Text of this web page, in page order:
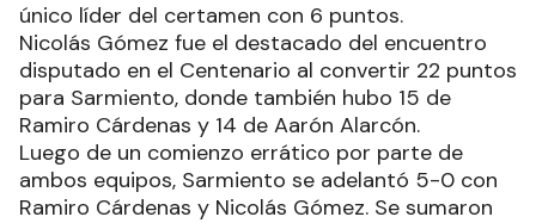
único líder del certamen con 6 puntos.
Nicolás Gómez fue el destacado del encuentro
disputado en el Centenario al convertir 22 puntos
para Sarmiento, donde también hubo 15 de
Ramiro Cárdenas y 14 de Aarón Alarcón.
Luego de un comienzo errático por parte de
ambos equipos, Sarmiento se adelantó 5-0 con
Ramiro Cárdenas y Nicolás Gómez. Se sumaron